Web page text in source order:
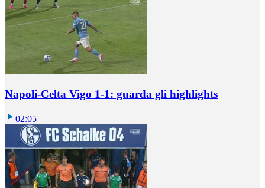
Napoli-Celta Vigo 1-1: guarda gli highlights
02:05